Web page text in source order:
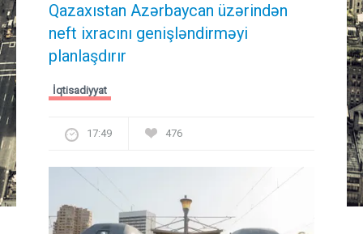
Qazaxıstan Azərbaycan üzərindən
neft ixracını genişləndirməyi
planlaşdırır
İqtisadiyyat
17:49 476